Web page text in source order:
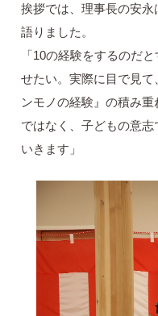
挨拶では、理事長の安永
語りました。
「10の経験をするのだ
せたい。実際に目で見
ンモノの経験』の積み
ではなく、子どもの意
いきます」